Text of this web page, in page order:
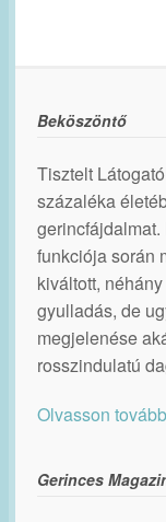
Beköszöntő
Tisztelt
százaléka
funkciója során
kiváltott,
gyulladás, de
megjelenése
rosszindulatú
Olvasson tovább
Gerinces